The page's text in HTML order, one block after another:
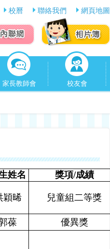
校曆 聯絡我們 網頁地圖
家長教師會 校友會
姓名 獎項/成績
穎晞 兒童組二等獎
葆 優異獎